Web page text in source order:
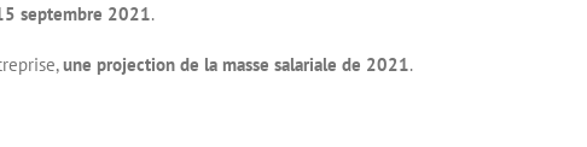
septembre 2021.
une projection de la masse salariale de 2021.